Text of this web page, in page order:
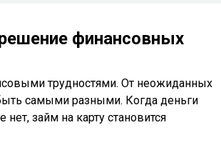
финансовных
трудностями. От неожиданных
самыми разными. Когда деньги
займ на карту становится